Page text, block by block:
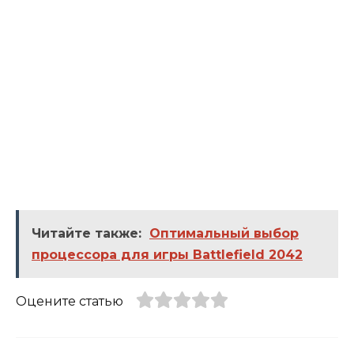
Читайте также: Оптимальный выбор
процессора для игры Battlefield 2042
Оцените статью